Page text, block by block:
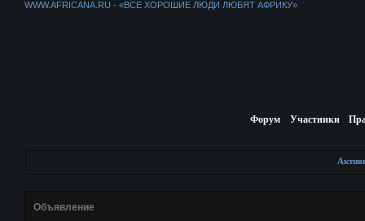
WWW.AFRICANA.RU - «ВСЕ ХОРОШИЕ ЛЮДИ ЛЮБЯТ АФРИКУ»
Форум Участники
Объявление